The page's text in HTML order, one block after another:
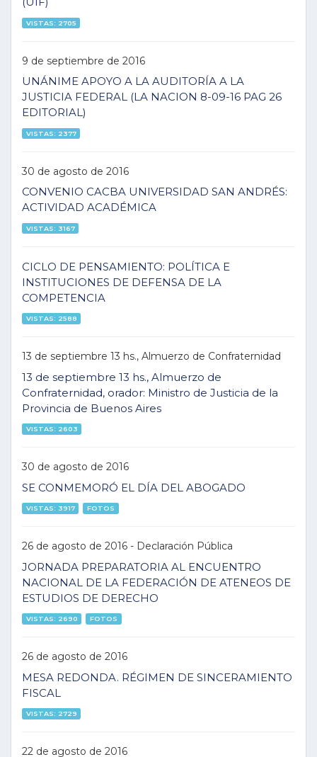
VISTAS: 2705
9 de septiembre de 2016
UNÁNIME APOYO A LA AUDITORÍA A LA
JUSTICIA FEDERAL (LA NACION 8-09-16 PAG 26
EDITORIAL)
VISTAS: 2377
30 de agosto de 2016
CONVENIO CACBA UNIVERSIDAD SAN ANDRÉS:
ACTIVIDAD ACADÉMICA
VISTAS: 3167
CICLO DE PENSAMIENTO: POLÍTICA E
INSTITUCIONES DE DEFENSA DE LA
COMPETENCIA
VISTAS: 2588
13 de septiembre 13 hs., Almuerzo de Confraternidad
13 de septiembre 13 hs., Almuerzo de
Confraternidad, orador: Ministro de Justicia de la
Provincia de Buenos Aires
VISTAS: 2603
30 de agosto de 2016
SE CONMEMORÓ EL DÍA DEL ABOGADO
VISTAS: 3917 FOTOS
26 de agosto de 2016 - Declaración Pública
JORNADA PREPARATORIA AL ENCUENTRO
NACIONAL DE LA FEDERACIÓN DE ATENEOS DE
ESTUDIOS DE DERECHO
VISTAS: 2690 FOTOS
26 de agosto de 2016
MESA REDONDA. RÉGIMEN DE SINCERAMIENTO
FISCAL
VISTAS: 2729
22 de agosto de 2016